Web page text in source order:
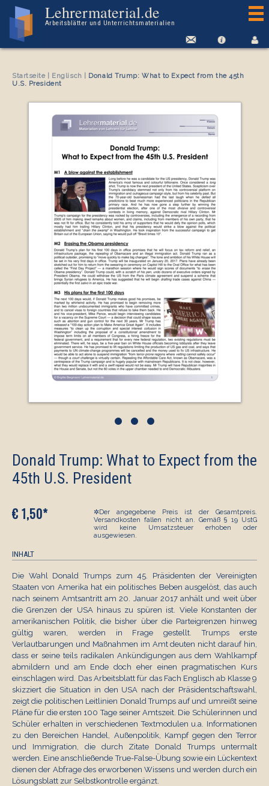
Lehrermaterial.de
Arbeitsblätter und Unterrichtsmaterialien
Startseite| Englisch
Donald Trump: What to Expect from the 45th
U.S. President
•••
Donald Trump: What to Expect from the
45th U.S. President
€ 1,50*
✲Der angegebene Preis ist der Gesamtpreis.
Versandkosten fallen nicht an. Gemäß § 19 UstG
wird keine Umsatzsteuer erhoben oder
ausgewiesen.
INHALT
Die Wahl Donald Trumps zum 45. Präsidenten der Vereinigten
Staaten von Amerika hat ein politisches Beben ausgelöst, das auch
nach seinem Amtsantritt am 20. Januar 2017 anhält und weit über
die Grenzen der USA hinaus zu spüren ist. Viele Konstanten der
amerikanischen Politik, die bisher über die Parteigrenzen hinweg
gültig waren, werden in Frage gestellt. Trumps erste
Verlautbarungen und Maßnahmen im Amt deuten nicht darauf hin,
dass er seine teils radikalen Ankündigungen aus dem Wahlkampf
abmildern und am Ende doch eher einen pragmatischen Kurs
einschlagen wird. Das Arbeitsblatt für das Fach Englisch ab Klasse 9
skizziert die Situation in den USA nach der Präsidentschaftswahl,
zeigt die politischen Leitlinien Donald Trumps auf und umreißt seine
Pläne für die ersten 100 Tage seiner Amtszeit. Die Schülerinnen und
Schüler erhalten in verschiedenen Textmodulen u.a. Informationen
zu den Bereichen Handel, Außenpolitik, Kampf gegen den Terror
und Immigration, die durch Zitate Donald Trumps untermalt
werden. Eine anschließende True-False-Übung sowie ein Lückentext
dienen der Abfrage des erworbenen Wissens und werden durch ein
Lösungsblatt zur Selbstkontrolle ergänzt.